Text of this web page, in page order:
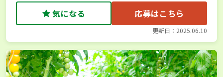
気になる 応募はこちら
更新日：2025.06.10